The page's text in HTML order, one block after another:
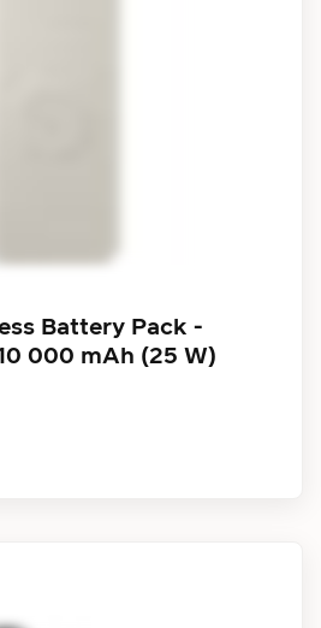
Battery Pack -
000 mAh (25 W)